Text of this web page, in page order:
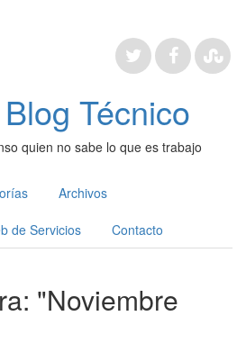
Técnico
quien no sabe lo que es trabajo
Archivos
de Servicios Contacto
"Noviembre